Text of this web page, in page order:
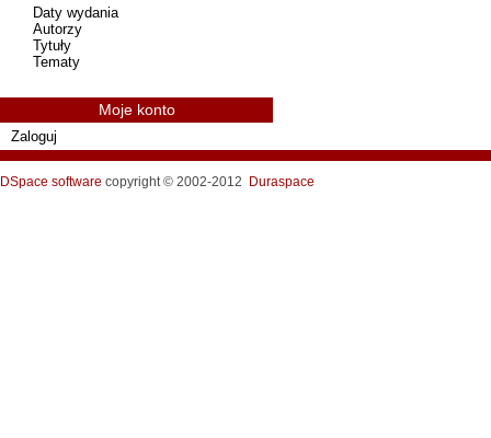
Daty wydania
Autorzy
Tytuły
Tematy
Moje konto
Zaloguj
DSpace software copyright © 2002-2012 Duraspace